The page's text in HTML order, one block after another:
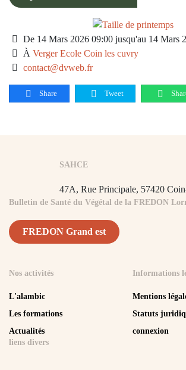
De 14 Mars 2026 09:00 jusqu'au 14 Mars
À Verger Ecole Coin les cuvry
contact@dvweb.fr
Share Tweet
SAHCE
47A, Rue Principale, 57420
Bulletin de Santé du Végétal de la FREDON
FREDON Grand est
liens divers
Nos activités
L'alambic
Les formations
Actualités
Informations
Mentions
Statuts
connexion